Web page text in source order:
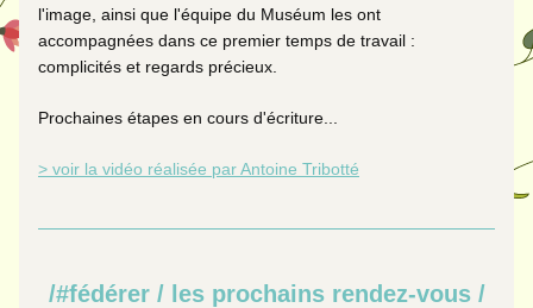
l'image, ainsi que l'équipe du Muséum les ont
accompagnées dans ce premier temps de travail :
complicités et regards précieux.
Prochaines étapes en cours d'écriture...
> voir la vidéo réalisée par Antoine Tribotté
/#fédérer / les prochains rendez-vous /